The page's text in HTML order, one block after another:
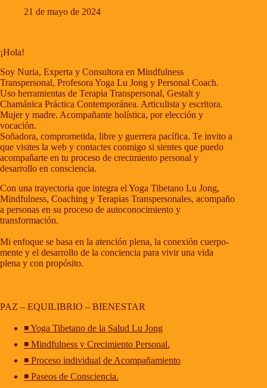
21 de mayo de 2024
¡Hola!
Soy Nuria, Experta y Consultora en Mindfulness
Transpersonal, Profesora Yoga Lu Jong y Personal Coach.
Uso herramientas de Terapia Transpersonal, Gestalt y
Chamánica Práctica Contemporánea. Articulista y escritora.
Mujer y madre. Acompañante holística, por elección y
vocación.
Soñadora, comprometida, libre y guerrera pacífica. Te invito a
que visites la web y contactes conmigo si sientes que puedo
acompañarte en tu proceso de crecimiento personal y
desarrollo en consciencia.
Con una trayectoria que integra el Yoga Tibetano Lu Jong,
Mindfulness, Coaching y Terapias Transpersonales, acompaño
a personas en su proceso de autoconocimiento y
transformación.
Mi enfoque se basa en la atención plena, la conexión cuerpo-
mente y el desarrollo de la conciencia para vivir una vida
plena y con propósito.
PAZ – EQUILIBRIO – BIENESTAR
◾ Yoga Tibetano de la Salud Lu Jong
◾ Mindfulness y Crecimiento Personal.
◾ Proceso individual de Acompañamiento
◾ Paseos de Consciencia.